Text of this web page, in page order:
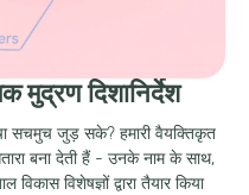
दिशानिर्देश
सचमुच जुड़ सके? हमारी वैयक्तिकृत
बना देती हैं - उनके नाम के साथ,
विशेषज्ञों द्वारा तैयार किया